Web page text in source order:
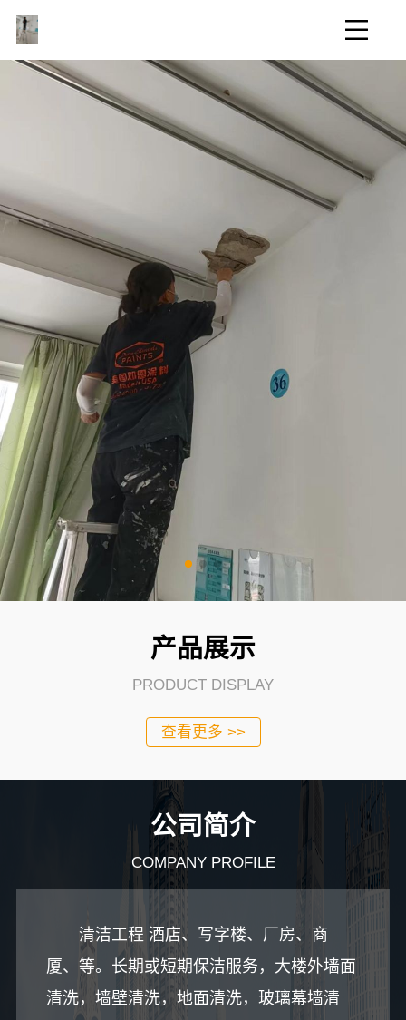
产品展示
PRODUCT DISPLAY
查看更多 >>
公司简介
COMPANY PROFILE
清洁工程 酒店、写字楼、厂房、商
厦、等。长期或短期保洁服务，大楼外墙面
清洗，墙壁清洗，地面清洗，玻璃幕墙清